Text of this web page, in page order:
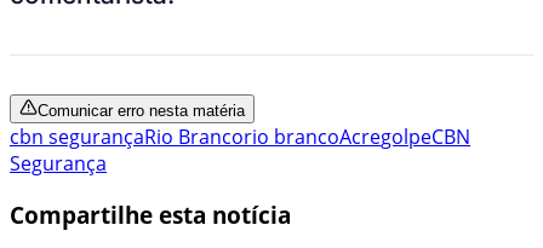
Comunicar erro nesta matéria
cbn segurançaRio Brancorio brancoAcregolpeCBN
Segurança
Compartilhe esta notícia